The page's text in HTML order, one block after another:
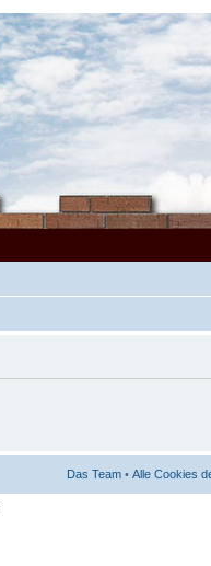
Das Team • Alle Cookies